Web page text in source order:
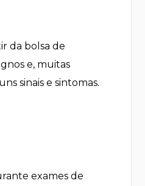
da bolsa de
e, muitas
sinais e sintomas.
exames de